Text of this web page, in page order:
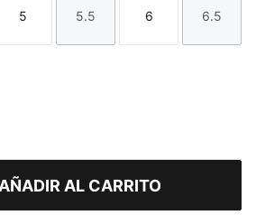
Talla
5
Talla
5.5
Talla
6
Talla
6.5
deseos
AÑADIR AL CARRITO